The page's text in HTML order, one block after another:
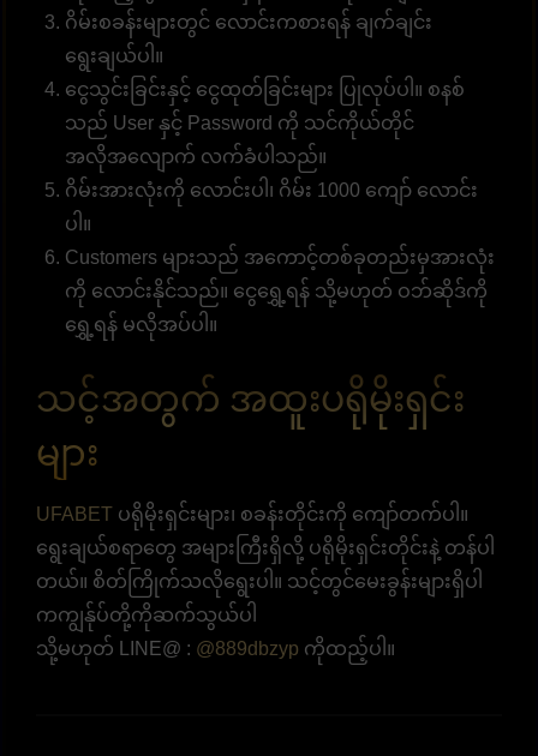
ဂိမ်းစခန်းများတွင် လောင်းကစားရန် ချက်ချင်း
ရွေးချယ်ပါ။
ငွေသွင်းခြင်းနှင့် ငွေထုတ်ခြင်းများ ပြုလုပ်ပါ။ စနစ်
သည် User နှင့် Password ကို သင်ကိုယ်တိုင်
အလိုအလျောက် လက်ခံပါသည်။
ဂိမ်းအားလုံးကို လောင်းပါ၊ ဂိမ်း 1000 ကျော် လောင်း
ပါ။
Customers များသည် အကောင့်တစ်ခုတည်းမှအားလုံး
ကို လောင်းနိုင်သည်။ ငွေရွှေ့ရန် သို့မဟုတ် ဝဘ်ဆိုဒ်ကို
ရွှေ့ရန် မလိုအပ်ပါ။
သင့်အတွက် အထူးပရိုမိုးရှင်း
များ
UFABET ပရိုမိုးရှင်းများ၊ စခန်းတိုင်းကို ကျော်တက်ပါ။
ရွေးချယ်စရာတွေ အများကြီးရှိလို့ ပရိုမိုးရှင်းတိုင်းနဲ့ တန်ပါ
တယ်။ စိတ်ကြိုက်သလိုရွေးပါ။ သင့်တွင်မေးခွန်းများရှိပါ
ကကျွန်ုပ်တို့ကိုဆက်သွယ်ပါ
သို့မဟုတ် LINE@ : @889dbzyp ကိုထည့်ပါ။